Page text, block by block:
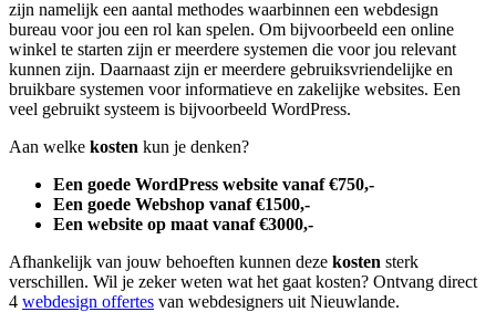
zijn namelijk een aantal methodes waarbinnen een webdesign
bureau voor jou een rol kan spelen. Om bijvoorbeeld een online
winkel te starten zijn er meerdere systemen die voor jou relevant
kunnen zijn. Daarnaast zijn er meerdere gebruiksvriendelijke en
bruikbare systemen voor informatieve en zakelijke websites. Een
veel gebruikt systeem is bijvoorbeeld WordPress.
Aan welke kosten kun je denken?
Een goede WordPress website vanaf €750,-
Een goede Webshop vanaf €1500,-
Een website op maat vanaf €3000,-
Afhankelijk van jouw behoeften kunnen deze kosten sterk
verschillen. Wil je zeker weten wat het gaat kosten? Ontvang direct
4 webdesign offertes van webdesigners uit Nieuwlande.